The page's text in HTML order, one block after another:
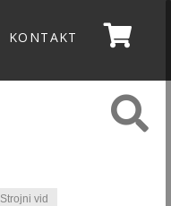
KONTAKT
Strojni vid